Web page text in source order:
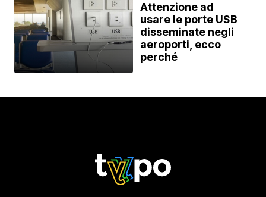
Attenzione ad
usare le porte USB
disseminate negli
aeroporti, ecco
perché